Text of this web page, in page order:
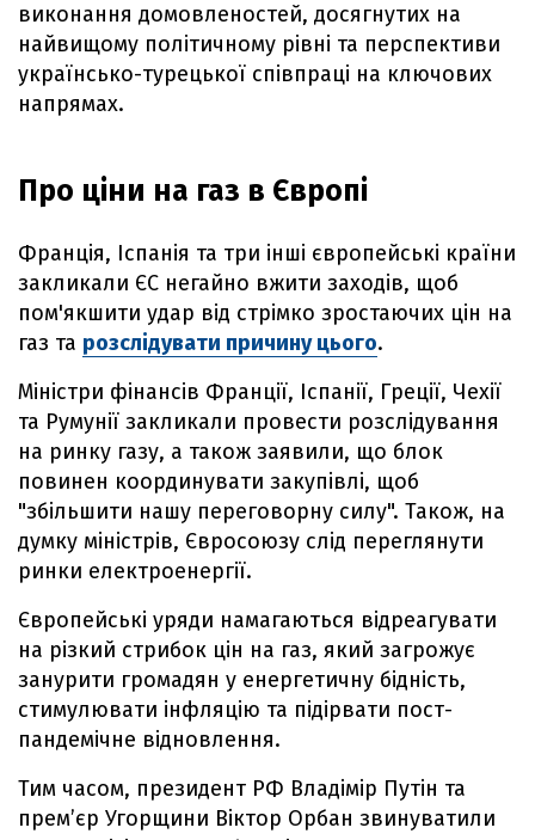
виконання домовленостей, досягнутих на
найвищому політичному рівні та перспективи
українсько-турецької співпраці на ключових
напрямах.
Про ціни на газ в Європі
Франція, Іспанія та три інші європейські країни
закликали ЄС негайно вжити заходів, щоб
пом'якшити удар від стрімко зростаючих цін на
газ та розслідувати причину цього.
Міністри фінансів Франції, Іспанії, Греції, Чехії
та Румунії закликали провести розслідування
на ринку газу, а також заявили, що блок
повинен координувати закупівлі, щоб
"збільшити нашу переговорну силу". Також, на
думку міністрів, Євросоюзу слід переглянути
ринки електроенергії.
Європейські уряди намагаються відреагувати
на різкий стрибок цін на газ, який загрожує
занурити громадян у енергетичну бідність,
стимулювати інфляцію та підірвати пост-
пандемічне відновлення.
Тим часом, президент РФ Владімір Путін та
прем’єр Угорщини Віктор Орбан звинуватили